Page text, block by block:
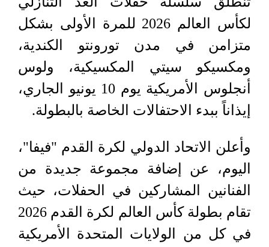
لكأس العالم 2026 للمرة الأولى بشكل
متزامن في مدن تورونتو الكندية،
ومكسيكو سيتي المكسيكية، ولوس
أنجلوس الأمريكية يوم 10 يونيو الجاري،
إيذاناً ببدء الاحتفالات الخاصة بالبطولة.
وأعلن الاتحاد الدولي لكرة القدم "فيفا"،
اليوم، عن إضافة مجموعة جديدة من
الفنانين المشاركين في الحفلات، حيث
تقام بطولة كأس العالم لكرة القدم 2026
في كل من الولايات المتحدة الأمريكية